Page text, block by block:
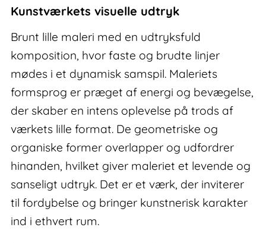
Kunstværkets visuelle udtryk
Brunt lille maleri med en udtryksfuld
komposition, hvor faste og brudte linjer
mødes i et dynamisk samspil. Maleriets
formsprog er præget af energi og bevægelse,
der skaber en intens oplevelse på trods af
værkets lille format. De geometriske og
organiske former overlapper og udfordrer
hinanden, hvilket giver maleriet et levende og
sanseligt udtryk. Det er et værk, der inviterer
til fordybelse og bringer kunstnerisk karakter
ind i ethvert rum.